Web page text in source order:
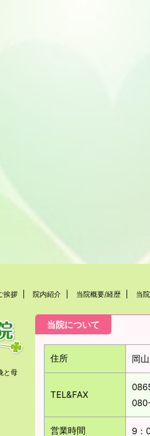
挨拶 院内紹介 当院概要/経歴 当
当院について
住所 岡
TEL&FAX
営業時間 9：
と母